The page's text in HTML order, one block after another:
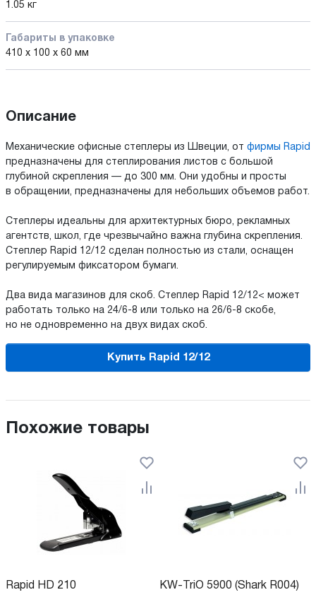
1.05 кг
Габариты в упаковке
410 x 100 x 60 мм
Описание
Механические офисные степлеры из Швеции, от фирмы Rapid
предназначены для степлирования листов с большой
глубиной скрепления — до 300 мм. Они удобны и просты
в обращении, предназначены для небольших объемов работ.
Степлеры идеальны для архитектурных бюро, рекламных
агентств, школ, где чрезвычайно важна глубина скрепления.
Степлер Rapid 12/12 сделан полностью из стали, оснащен
регулируемым фиксатором бумаги.
Два вида магазинов для скоб. Степлер Rapid 12/12< может
работать только на 24/6-8 или только на 26/6-8 скобе,
но не одновременно на двух видах скоб.
Купить Rapid 12/12
Похожие товары
Rapid HD 210 KW-TriO 5900 (Shark R004)